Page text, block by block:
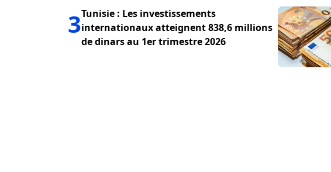
3Tunisie : Les investissements
internationaux atteignent 838,6 millions
de dinars au 1er trimestre 2026